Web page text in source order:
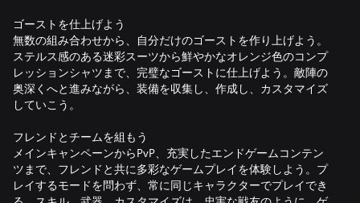
ゴーストを仕上げよう
無数の組み合わせから、自分だけのゴーストを作り上げよう。
ステルス感のある迷彩スーツから鮮やかなオレンジ色のコンプ
レッションシャツまで、完璧なゴーストに仕上げよう。敵陣の
奥深くへと進みながら、装備を収集し、作成し、カスタマイズ
していこう。
フレンドとチームを組もう
メインキャンペーンからPvP、充実したエンドゲームコンテン
ツまで、フレンドと共に多彩なゲームプレイを体験しよう。プ
レイするモードを問わず、常に同じキャラクターでプレイでき